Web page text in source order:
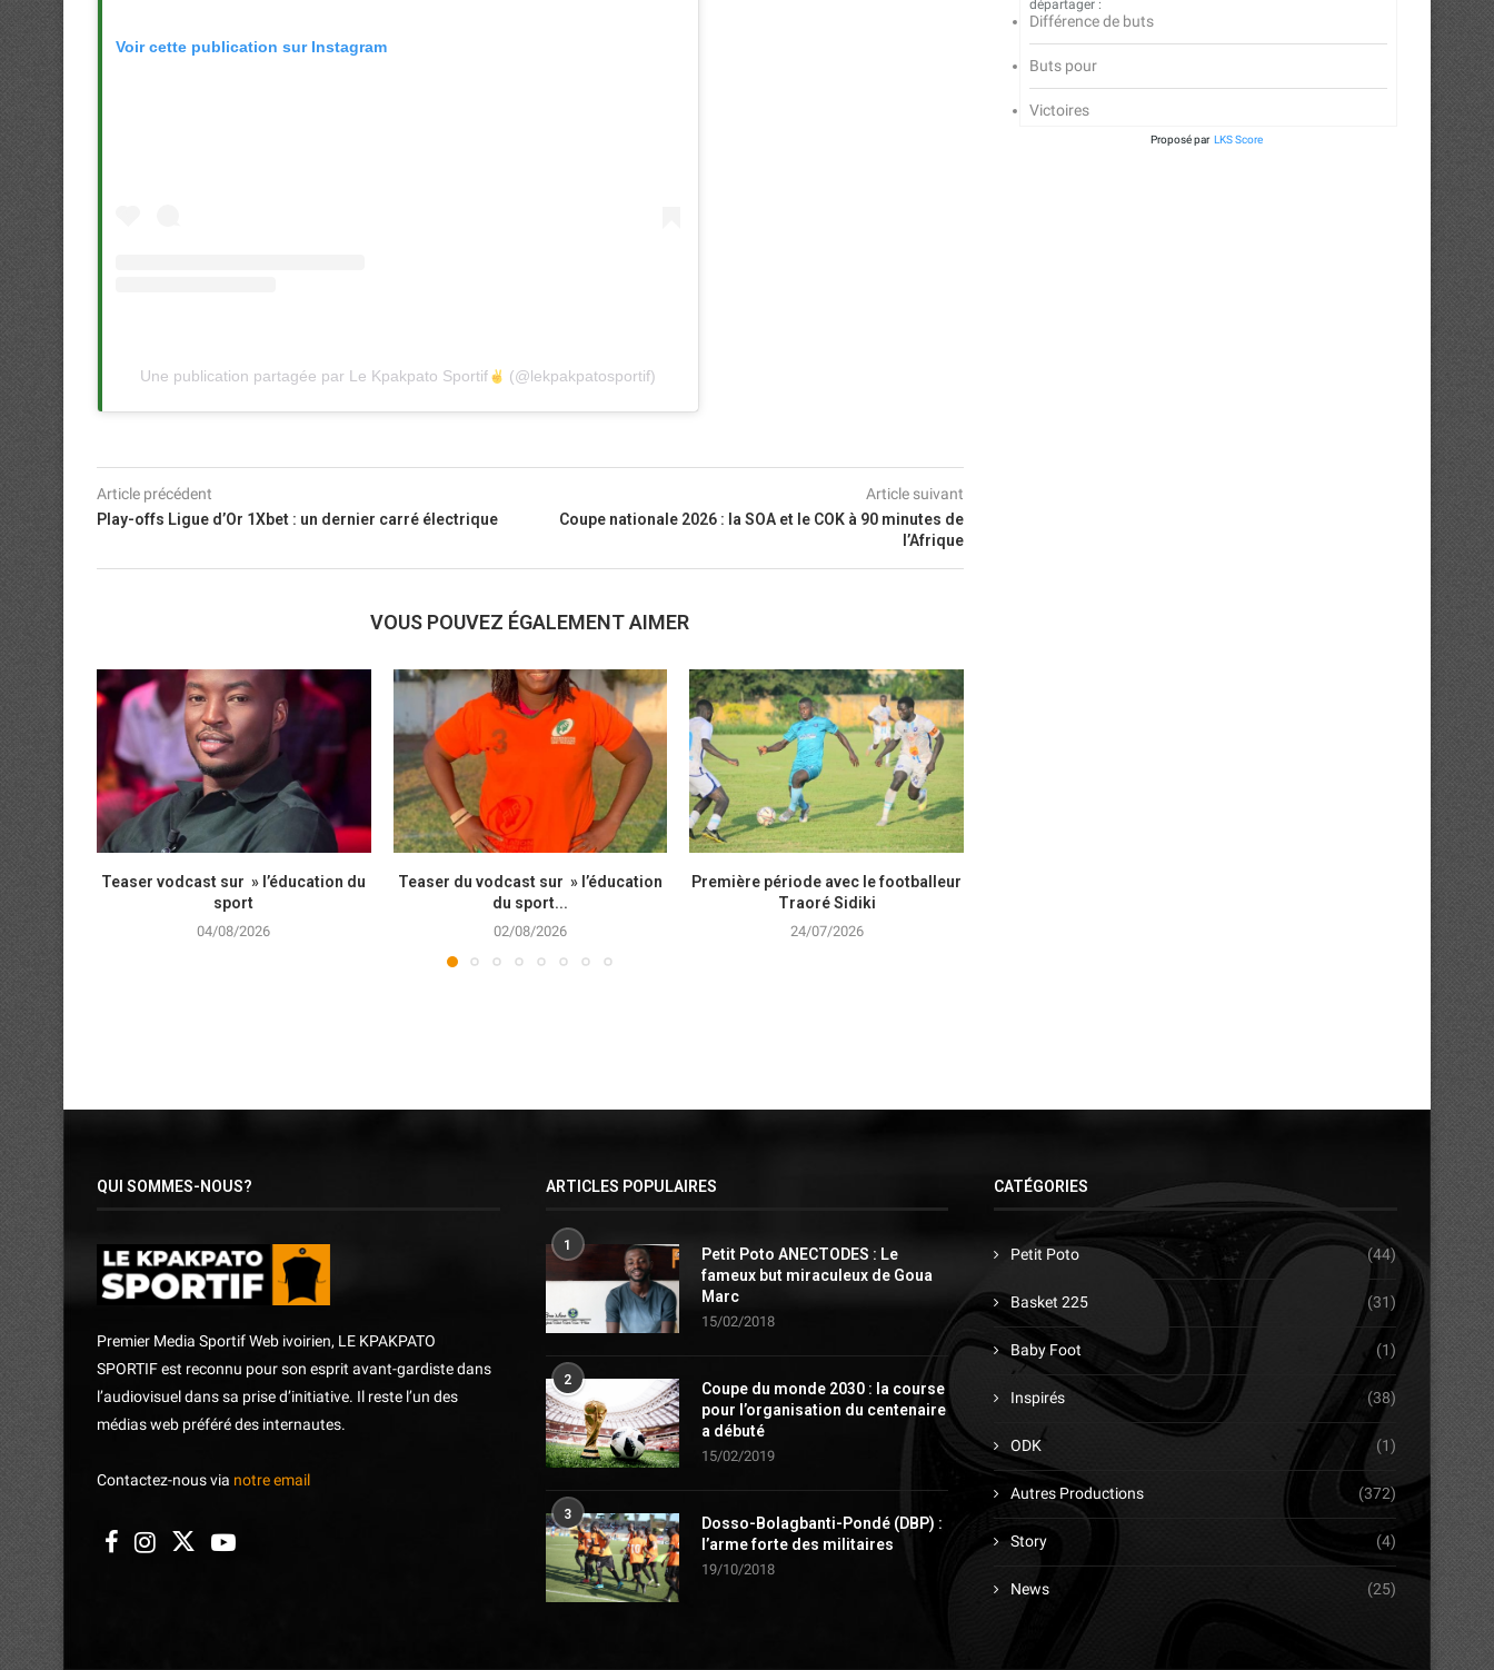
Voir cette publication sur Instagram
Une publication partagée par Le Kpakpato Sportif (@lekpakpatosportif)
Article précédent
Play-offs Ligue d’Or 1Xbet : un dernier carré électrique
Article suivant
Coupe nationale 2026 : la SOA et le COK à 90 minutes de
l’Afrique
VOUS POUVEZ ÉGALEMENT AIMER
Teaser vodcast sur » l’éducation du
sport
04/08/2026
Teaser du vodcast sur » l’éducation
du sport...
02/08/2026
Première période avec le footballeur
Traoré Sidiki
24/07/2026
Autour de l’aire de jeu
astuces...
départager :
Différence de buts
Buts pour
Victoires
Proposé par LKS Score
QUI SOMMES-NOUS?
Premier Media Sportif Web ivoirien, LE KPAKPATO
SPORTIF est reconnu pour son esprit avant-gardiste dans
l’audiovisuel dans sa prise d’initiative. Il reste l’un des
médias web préféré des internautes.
Contactez-nous via notre email
ARTICLES POPULAIRES
1
Petit Poto ANECTODES : Le
fameux but miraculeux de Goua
Marc
15/02/2018
2
Coupe du monde 2030 : la course
pour l’organisation du centenaire
a débuté
15/02/2019
3
Dosso-Bolagbanti-Pondé (DBP) :
l’arme forte des militaires
19/10/2018
CATÉGORIES
Petit Poto (44)
Basket 225 (31)
Baby Foot (1)
Inspirés (38)
ODK (1)
Autres Productions (372)
Story (4)
News (25)